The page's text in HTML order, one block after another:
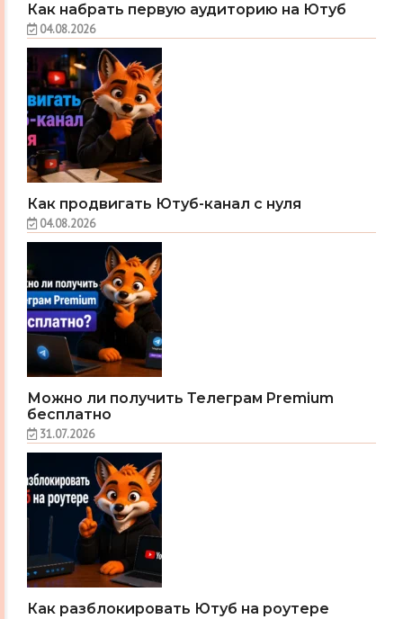
Как набрать первую аудиторию на Ютуб
04.08.2026
Как продвигать Ютуб-канал с нуля
04.08.2026
Можно ли получить Телеграм Premium
бесплатно
31.07.2026
Как разблокировать Ютуб на роутере